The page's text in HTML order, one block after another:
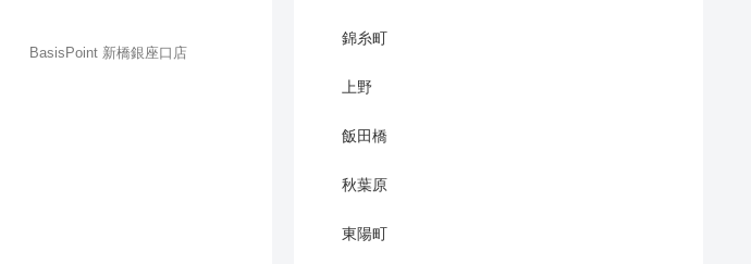
BasisPoint 新橋銀座口店
錦糸町
上野
飯田橋
秋葉原
東陽町